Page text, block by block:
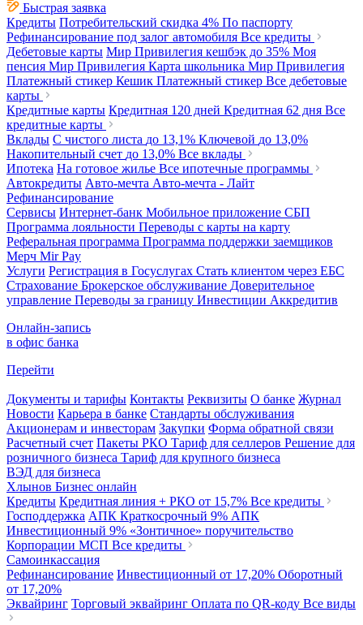
Быстрая заявка
Кредиты Потребительский скидка 4% По паспорту
Рефинансирование под залог автомобиля Все кредиты
Дебетовые карты Мир Привилегия кешбэк до 35% Моя
пенсия Мир Привилегия Карта школьника Мир Привилегия
Платежный стикер Кешик Платежный стикер Все дебетовые
карты
Кредитные карты Кредитная 120 дней Кредитная 62 дня Все
кредитные карты
Вклады С чистого листа до 13,1% Ключевой до 13,0%
Накопительный счет до 13,0% Все вклады
Ипотека На готовое жилье Все ипотечные программы
Автокредиты Авто-мечта Авто-мечта - Лайт
Рефинансирование
Сервисы Интернет-банк Мобильное приложение СБП
Программа лояльности Переводы с карты на карту
Реферальная программа Программа поддержки заемщиков
Мерч Mir Pay
Услуги Регистрация в Госуслугах Стать клиентом через ЕБС
Страхование Брокерское обслуживание Доверительное
управление Переводы за границу Инвестиции Аккредитив
Онлайн-запись
в офис банка
Перейти
Документы и тарифы Контакты Реквизиты О банке Журнал
Новости Карьера в банке Стандарты обслуживания
Акционерам и инвесторам Закупки Форма обратной связи
Расчетный счет Пакеты РКО Тариф для селлеров Решение для
розничного бизнеса Тариф для крупного бизнеса
ВЭД для бизнеса
Хлынов Бизнес онлайн
Кредиты Кредитная линия + РКО от 15,7% Все кредиты
Господдержка АПК Краткосрочный 9% АПК
Инвестиционный 9% «Зонтичное» поручительство
Корпорации МСП Все кредиты
Самоинкассация
Рефинансирование Инвестиционный от 17,20% Оборотный
от 17,20%
Эквайринг Торговый эквайринг Оплата по QR-коду Все виды